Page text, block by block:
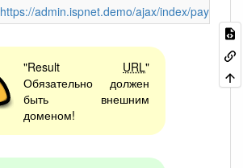
https://admin.ispnet.demo/ajax/index/
"Result URL"
Обязательно должен
быть внешним
доменом!